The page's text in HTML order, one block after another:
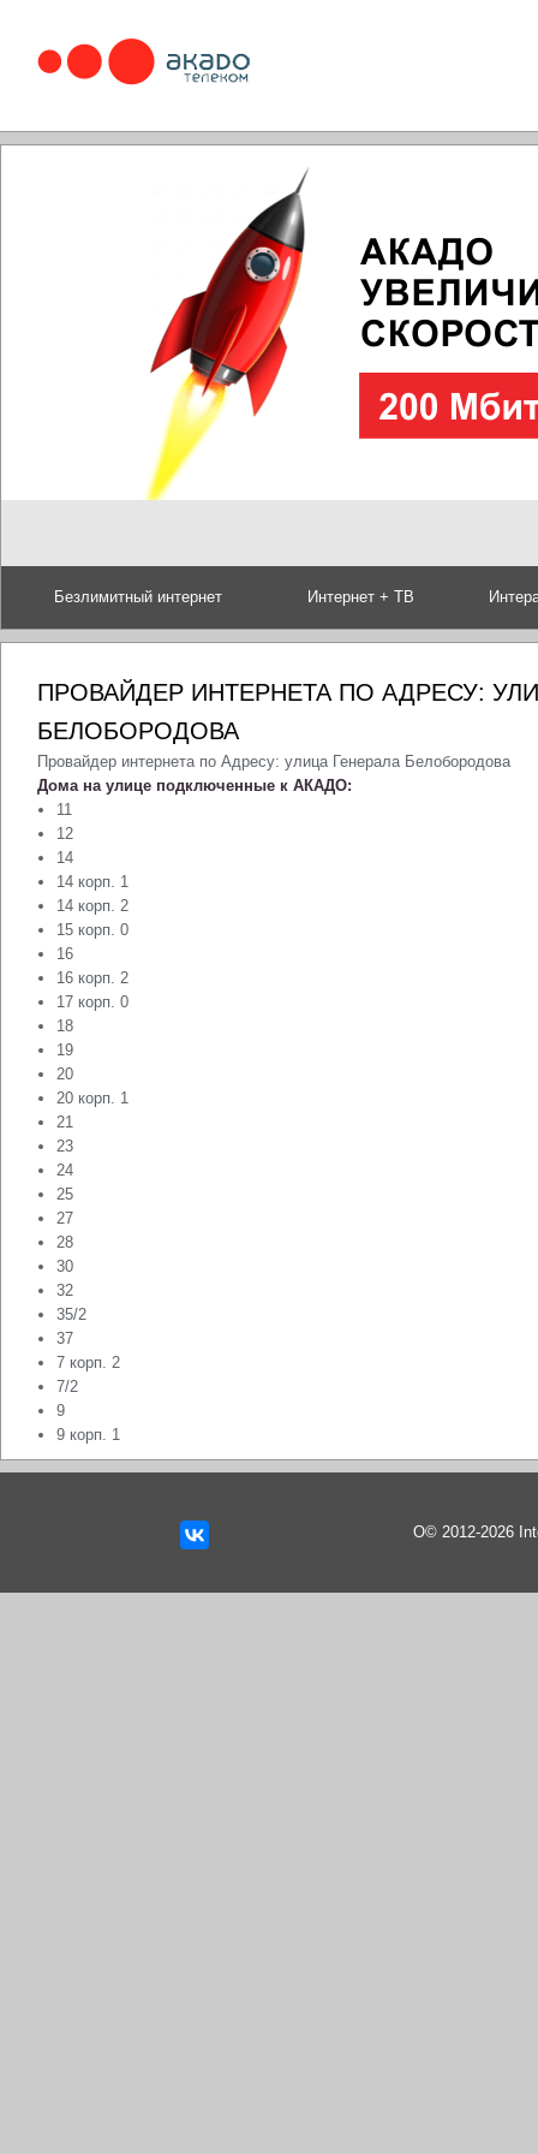
Безлимитный интернет Интернет + ТВ
ПРОВАЙДЕР ИНТЕРНЕТА ПО АДРЕСУ:
БЕЛОБОРОДОВА
Провайдер интернета по Адресу: улица Генерала Белобородова
Дома на улице подключенные к АКАДО:
11
12
14
14 корп. 1
14 корп. 2
15 корп. 0
16
16 корп. 2
17 корп. 0
18
19
20
20 корп. 1
21
23
24
25
27
28
30
32
35/2
37
7 корп. 2
7/2
9
9 корп. 1
О© 2012-2026